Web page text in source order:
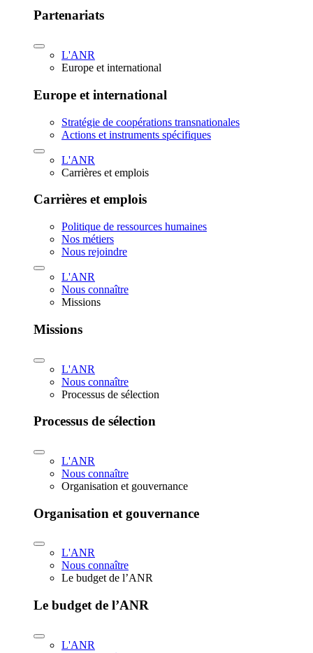
Partenariats
L'ANR
Europe et international
Europe et international
Stratégie de coopérations transnationales
Actions et instruments spécifiques
L'ANR
Carrières et emplois
Carrières et emplois
Politique de ressources humaines
Nos métiers
Nous rejoindre
L'ANR
Nous connaître
Missions
Missions
L'ANR
Nous connaître
Processus de sélection
Processus de sélection
L'ANR
Nous connaître
Organisation et gouvernance
Organisation et gouvernance
L'ANR
Nous connaître
Le budget de l’ANR
Le budget de l’ANR
L'ANR